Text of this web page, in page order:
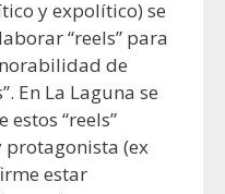
y expolítico) se
“reels” para
de
En La Laguna se
estos “reels”
(ex
estar